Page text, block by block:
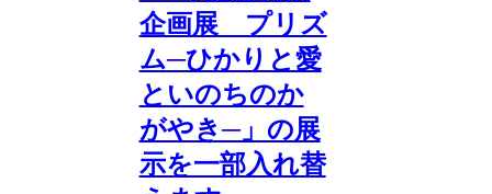
企画展 プリズ
ム─ひかりと愛
といのちのか
がやき─」の展
示を一部入れ替